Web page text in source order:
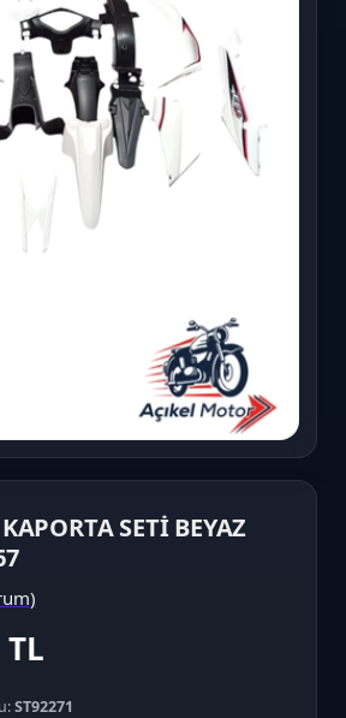
SETİ BEYAZ
ST92271